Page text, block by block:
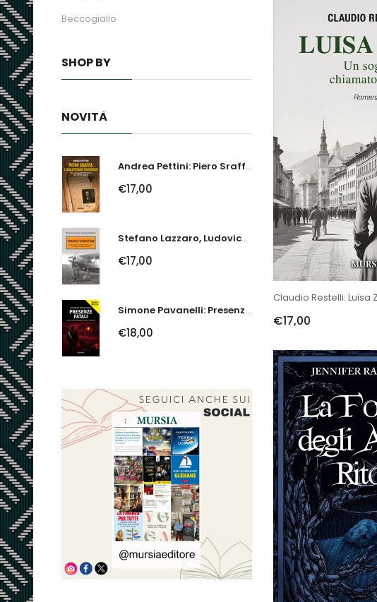
Beccogiallo
SHOP BY
NOVITÀ
Andrea Pettini: Piero Sraffa, Il Bibliotecario Sovversivo. Un Economista Nel...
€17,00
Stefano Lazzaro, Ludovico Slongo: Mario Visintini. Il Primo Asso Della...
€17,00
Simone Pavanelli: Presenze Fatali. I Fantasmi Del Ferrarese Urlano Giustizia
€18,00
€17,00